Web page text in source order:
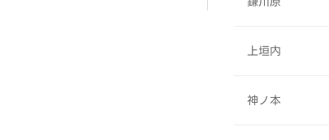
上垣内
神ノ本